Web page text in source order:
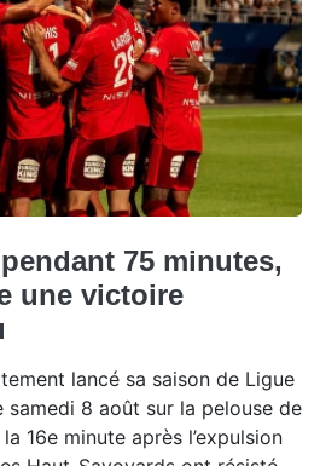
75 minutes,
une victoire
lancé sa saison de Ligue
samedi 8 août sur la pelouse de
16e minute après l’expulsion